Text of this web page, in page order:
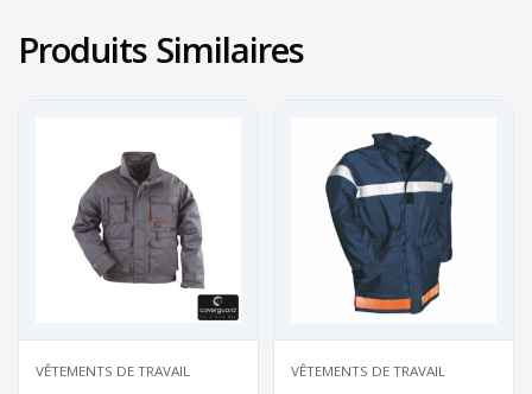
Produits Similaires
VÊTEMENTS DE TRAVAIL VÊTEMENTS DE TRAVAIL